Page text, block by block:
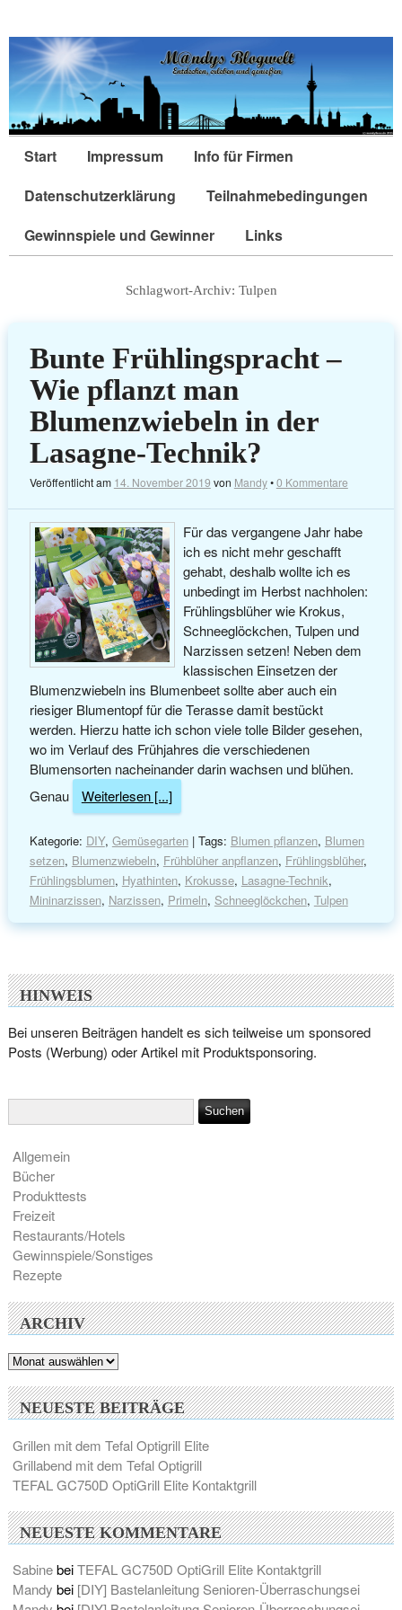
Start Impressum
Info für Firmen
Datenschutzerklärung
Teilnahmebedingungen
Gewinnspiele und Gewinner
Links
Schlagwort-Archiv: Tulpen
Bunte Frühlingspracht –
Wie pflanzt man
Blumenzwiebeln in der
Lasagne-Technik?
Veröffentlicht am 14. November 2019 von Mandy•0 Kommentare
Für das vergangene Jahr habe
ich es nicht mehr geschafft
gehabt, deshalb wollte ich es
unbedingt im Herbst nachholen:
Frühlingsblüher wie Krokus,
Schneeglöckchen, Tulpen und
Narzissen setzen! Neben dem
klassischen Einsetzen der
Blumenzwiebeln ins Blumenbeet sollte aber auch ein
riesiger Blumentopf für die Terasse damit bestückt
werden. Hierzu hatte ich schon viele tolle Bilder gesehen,
wo im Verlauf des Frühjahres die verschiedenen
Blumensorten nacheinander darin wachsen und blühen.
Genau
Weiterlesen [...]
Kategorie: DIY, Gemüsegarten| Tags: Blumen pflanzen, Blumen
setzen, Blumenzwiebeln, Frühblüher anpflanzen, Frühlingsblüher,
Frühlingsblumen, Hyathinten, Krokusse, Lasagne-Technik,
Mininarzissen, Narzissen, Primeln, Schneeglöckchen, Tulpen
HINWEIS
Bei unseren Beiträgen handelt es sich teilweise um sponsored
Posts (Werbung) oder Artikel mit Produktsponsoring.
Allgemein
Bücher
Produkttests
Freizeit
Restaurants/Hotels
Gewinnspiele/Sonstiges
Rezepte
ARCHIV
Archiv
NEUESTE BEITRÄGE
Grillen mit dem Tefal Optigrill Elite
Grillabend mit dem Tefal Optigrill
TEFAL GC750D OptiGrill Elite Kontaktgrill
NEUESTE KOMMENTARE
SabinebeiTEFAL GC750D OptiGrill Elite Kontaktgrill
Mandy bei [DIY] Bastelanleitung Senioren-Überraschungsei